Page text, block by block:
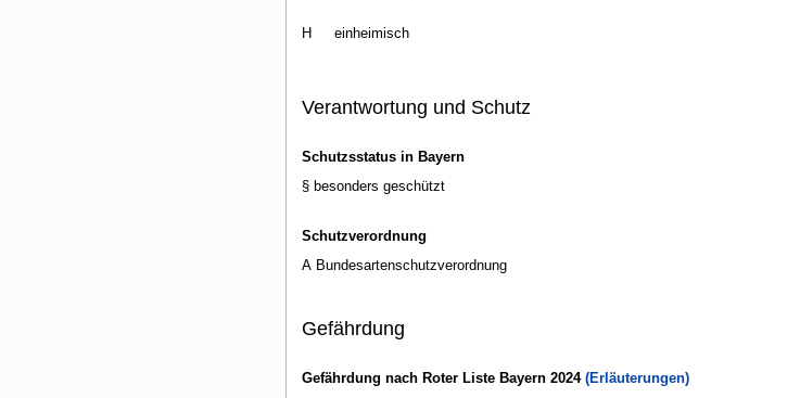
H einheimisch
Verantwortung und Schutz
Schutzsstatus in Bayern
§ besonders geschützt
Schutzverordnung
A Bundesartenschutzverordnung
Gefährdung
Gefährdung nach Roter Liste Bayern 2024 (Erläuterungen)